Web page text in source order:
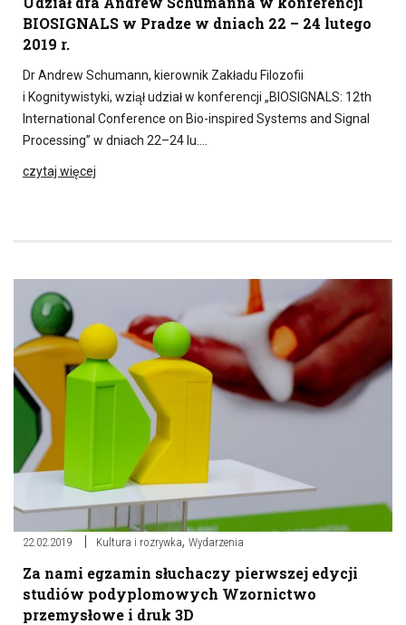
BIOSIGNALS w Pradze w dniach 22 – 24 lutego
2019 r.
Dr Andrew Schumann, kierownik Zakładu Filozofii
i Kognitywistyki, wziął udział w konferencji „BIOSIGNALS: 12th
International Conference on Bio-inspired Systems and Signal
Processing” w dniach 22–24 lu….
czytaj więcej
22.02.2019 Kultura i rozrywka, Wydarzenia
Za nami egzamin słuchaczy pierwszej edycji
studiów podyplomowych Wzornictwo
przemysłowe i druk 3D